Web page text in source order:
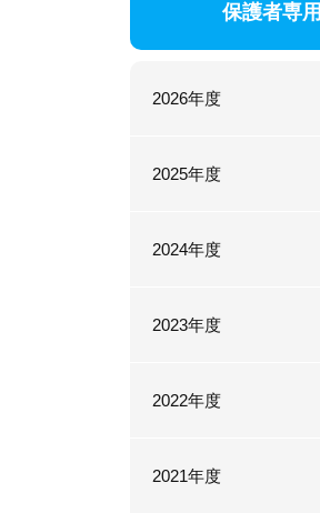
保護者専用
2026年度
2025年度
2024年度
2023年度
2022年度
2021年度